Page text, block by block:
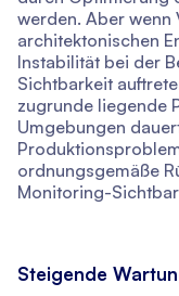
werden. Aber wenn
architektonischen
Instabilität bei der
Sichtbarkeit
zugrunde liegende
Umgebungen
ordnungsgemäße
Monitoring-
Steigende